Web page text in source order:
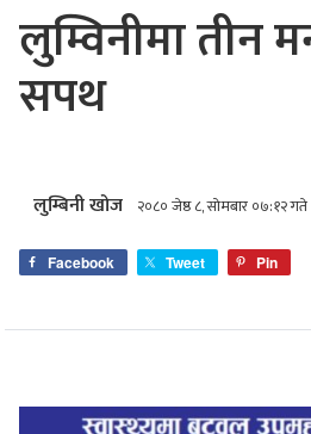
लुम्विनीमा तीन
सपथ
लुम्बिनी खोज २०८० जेष्ठ ८, सोमबार ०७:१२ गते
Facebook Tweet Pin